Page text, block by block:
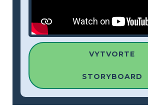
VYTVORTE
STORYBOARD